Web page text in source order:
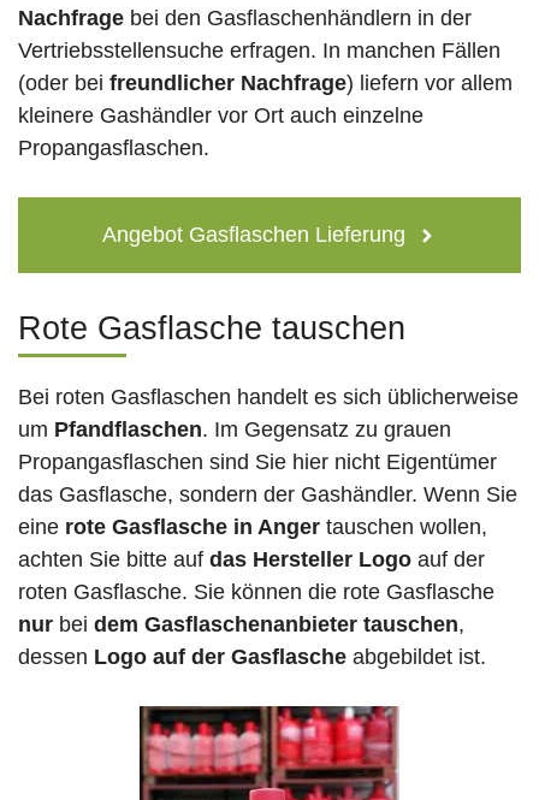
Nachfrage bei den Gasflaschenhändlern in der
Vertriebsstellensuche erfragen. In manchen Fällen
(oder bei freundlicher Nachfrage) liefern vor allem
kleinere Gashändler vor Ort auch einzelne
Propangasflaschen.
Angebot Gasflaschen Lieferung
Rote Gasflasche tauschen
Bei roten Gasflaschen handelt es sich üblicherweise
um Pfandflaschen. Im Gegensatz zu grauen
Propangasflaschen sind Sie hier nicht Eigentümer
das Gasflasche, sondern der Gashändler. Wenn Sie
eine rote Gasflasche in Anger tauschen wollen,
achten Sie bitte auf das Hersteller Logo auf der
roten Gasflasche. Sie können die rote Gasflasche
nur bei dem Gasflaschenanbieter tauschen,
dessen Logo auf der Gasflasche abgebildet ist.